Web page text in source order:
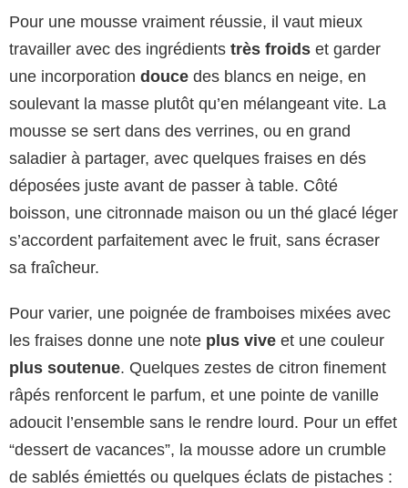
Pour une mousse vraiment réussie, il vaut mieux
travailler avec des ingrédients très froids et garder
une incorporation douce des blancs en neige, en
soulevant la masse plutôt qu’en mélangeant vite. La
mousse se sert dans des verrines, ou en grand
saladier à partager, avec quelques fraises en dés
déposées juste avant de passer à table. Côté
boisson, une citronnade maison ou un thé glacé léger
s’accordent parfaitement avec le fruit, sans écraser
sa fraîcheur.
Pour varier, une poignée de framboises mixées avec
les fraises donne une note plus vive et une couleur
plus soutenue. Quelques zestes de citron finement
râpés renforcent le parfum, et une pointe de vanille
adoucit l’ensemble sans le rendre lourd. Pour un effet
“dessert de vacances”, la mousse adore un crumble
de sablés émiettés ou quelques éclats de pistaches :